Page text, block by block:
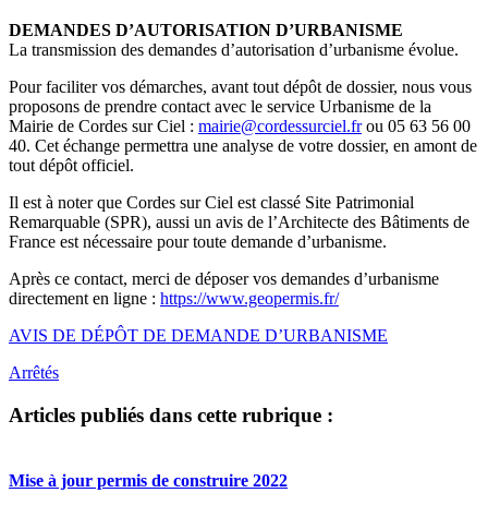
DEMANDES D’AUTORISATION D’URBANISME
La transmission des demandes d’autorisation d’urbanisme évolue.
Pour faciliter vos démarches, avant tout dépôt de dossier, nous vous
proposons de prendre contact avec le service Urbanisme de la
Mairie de Cordes sur Ciel : mairie@cordessurciel.frou 05 63 56 00
40. Cet échange permettra une analyse de votre dossier, en amont de
tout dépôt officiel.
Il est à noter que Cordes sur Ciel est classé Site Patrimonial
Remarquable (SPR), aussi un avis de l’Architecte des Bâtiments de
France est nécessaire pour toute demande d’urbanisme.
Après ce contact, merci de déposer vos demandes d’urbanisme
directement en ligne : https://www.geopermis.fr/
AVIS DE DÉPÔT DE DEMANDE D’URBANISME
Arrêtés
Articles publiés dans cette rubrique :
Mise à jour permis de construire 2022